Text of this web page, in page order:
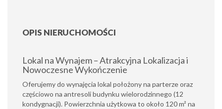
OPIS NIERUCHOMOŚCI
Lokal na Wynajem – Atrakcyjna Lokalizacja i
Nowoczesne Wykończenie
Oferujemy do wynajęcia lokal położony na parterze oraz
częściowo na antresoli budynku wielorodzinnego (12
kondygnacji). Powierzchnia użytkowa to około 120 m² na